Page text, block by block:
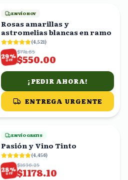
ENVÍO HOY
Rosas amarillas y
astromelias blancas en ramo
(4,521)
29%
OFF
$774.65
$550.00
¡PEDIR AHORA!
ENTREGA URGENTE
ENVÍO GRATIS
Pasión y Vino Tinto
(4,456)
28%
OFF
$1636.25
$1178.10